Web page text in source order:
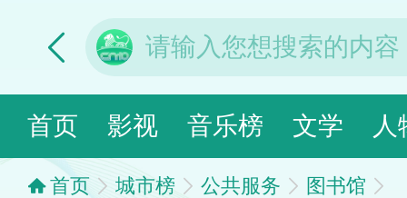
首页 影视 音乐榜 文学 人
首页 城市榜 公共服务 图书馆